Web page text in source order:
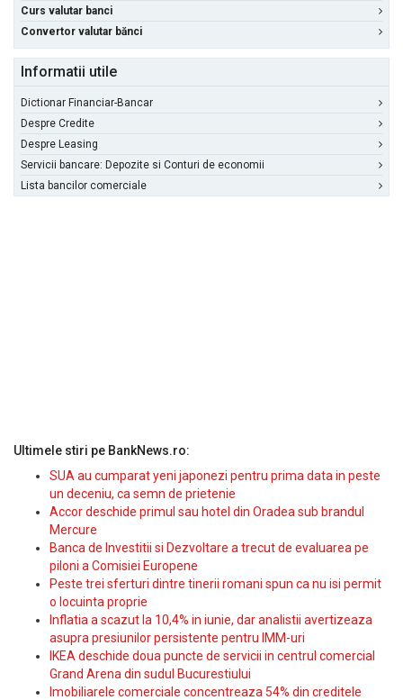
Curs valutar banci
Convertor valutar bănci
Informatii utile
Dictionar Financiar-Bancar
Despre Credite
Despre Leasing
Servicii bancare: Depozite si Conturi de economii
Lista bancilor comerciale
Ultimele stiri pe BankNews.ro:
SUA au cumparat yeni japonezi pentru prima data in peste
un deceniu, ca semn de prietenie
Accor deschide primul sau hotel din Oradea sub brandul
Mercure
Banca de Investitii si Dezvoltare a trecut de evaluarea pe
piloni a Comisiei Europene
Peste trei sferturi dintre tinerii romani spun ca nu isi permit
o locuinta proprie
Inflatia a scazut la 10,4% in iunie, dar analistii avertizeaza
asupra presiunilor persistente pentru IMM-uri
IKEA deschide doua puncte de servicii in centrul comercial
Grand Arena din sudul Bucurestiului
Imobiliarele comerciale concentreaza 54% din creditele